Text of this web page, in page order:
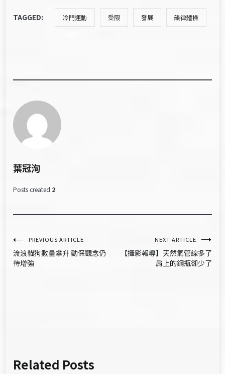
TAGGED: 冷門運動 受限 發展 韻律體操
葉冠洵
Posts created 2
文
章
PREVIOUS ARTICLE
流浪貓狗數量攀升 動保觀念仍
待增強
NEXT ARTICLE
【攝影報導】天然氣管線多了
肩上的鋼瓶卻少了
Related Posts